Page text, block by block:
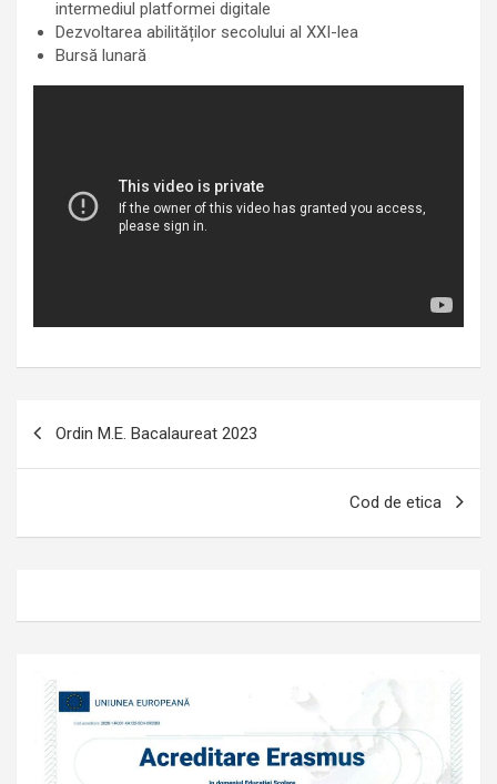
intermediul platformei digitale
Dezvoltarea abilităților secolului al XXI-lea
Bursă lunară
Ordin M.E. Bacalaureat 2023
Cod de etica